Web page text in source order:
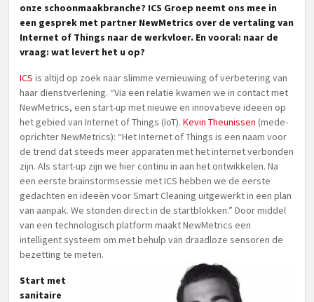
onze schoonmaakbranche? ICS Groep neemt ons mee in
een gesprek met partner NewMetrics over de vertaling van
Internet of Things naar de werkvloer. En vooral: naar de
vraag: wat levert het u op?
ICS is altijd op zoek naar slimme vernieuwing of verbetering van
haar dienstverlening. “Via een relatie kwamen we in contact met
NewMetrics, een start-up met nieuwe en innovatieve ideeën op
het gebied van Internet of Things (IoT). Kevin Theunissen (mede-
oprichter NewMetrics): “Het Internet of Things is een naam voor
de trend dat steeds meer apparaten met het internet verbonden
zijn. Als start-up zijn we hier continu in aan het ontwikkelen. Na
een eerste brainstormsessie met ICS hebben we de eerste
gedachten en ideeën voor Smart Cleaning uitgewerkt in een plan
van aanpak. We stonden direct in de startblokken.” Door middel
van een technologisch platform maakt NewMetrics een
intelligent systeem om met behulp van draadloze sensoren de
bezetting te meten.
Start met
sanitaire